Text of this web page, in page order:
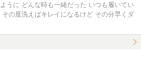
うに どんな時も一緒だった いつも履いてい
の度洗えばキレイになるけど その分早くダ